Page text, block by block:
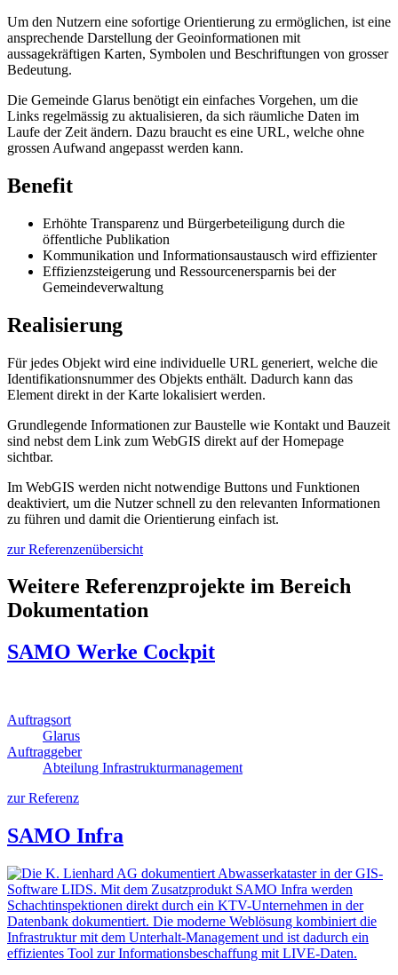
Um den Nutzern eine sofortige Orientierung zu ermöglichen, ist eine
ansprechende Darstellung der Geoinformationen mit
aussagekräftigen Karten, Symbolen und Beschriftungen von grosser
Bedeutung.
Die Gemeinde Glarus benötigt ein einfaches Vorgehen, um die
Links regelmässig zu aktualisieren, da sich räumliche Daten im
Laufe der Zeit ändern. Dazu braucht es eine URL, welche ohne
grossen Aufwand angepasst werden kann.
Benefit
Erhöhte Transparenz und Bürgerbeteiligung durch die
öffentliche Publikation
Kommunikation und Informationsaustausch wird effizienter
Effizienzsteigerung und Ressourcenersparnis bei der
Gemeindeverwaltung
Realisierung
Für jedes Objekt wird eine individuelle URL generiert, welche die
Identifikationsnummer des Objekts enthält. Dadurch kann das
Element direkt in der Karte lokalisiert werden.
Grundlegende Informationen zur Baustelle wie Kontakt und Bauzeit
sind nebst dem Link zum WebGIS direkt auf der Homepage
sichtbar.
Im WebGIS werden nicht notwendige Buttons und Funktionen
deaktiviert, um die Nutzer schnell zu den relevanten Informationen
zu führen und damit die Orientierung einfach ist.
zur Referenzenübersicht
Weitere Referenzprojekte im Bereich
Dokumentation
SAMO Werke Cockpit
Auftragsort
Glarus
Auftraggeber
Abteilung Infrastrukturmanagement
zur Referenz
SAMO Infra